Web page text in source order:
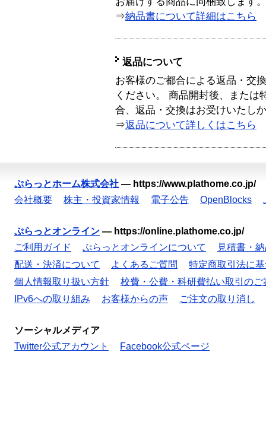
⇒納品書について詳細はこちら
返品について
お客様のご都合による返品・交
ください。 商品開封後、または
合、返品・交換はお受けいたし
⇒返品について詳しくはこちら
ぷらっとホーム株式会社 — https://www.plathome.co.jp/
会社概要
株主・投資家情報 電子公告 OpenBlocks
ぷらっとオンライン — https://online.plathome.co.jp/
ご利用ガイド
ぷらっとオンラインについて
見積書・
配送・決済について
よくあるご質問
特定商取引法に
個人情報取り扱い方針
校費・公費・科研費払い取引のご
IPv6への取り組み
お客様からの声 ご注文の取り消し
ソーシャルメディア
Twitter公式アカウント
Facebook公式ページ